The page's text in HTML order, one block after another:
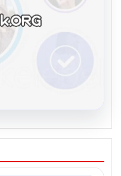
İle Dijital
Ve Chat